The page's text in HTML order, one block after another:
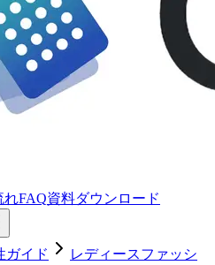
れFAQ資料ダウンロード
ガイド
レディースファッシ